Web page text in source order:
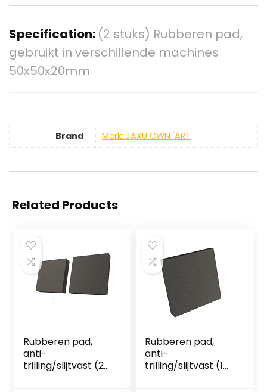
Specification: (2 stuks) Rubberen pad,
gebruikt in verschillende machines
50x50x20mm
Brand Merk: JAXU CWN 'ART
Related Products
Rubberen pad,
anti-
trilling/slijtvast (2
Rubberen pad,
anti-
trilling/slijtvast (1